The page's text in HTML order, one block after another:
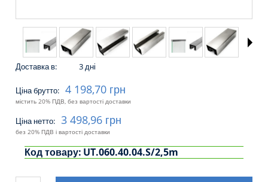
Доставка в: 3 дні
Ціна брутто: 4 198,70 грн
містить 20% ПДВ, без вартості доставки
Ціна нетто: 3 498,96 грн
без 20% ПДВ і вартості доставки
Код товару: UT.060.40.04.S/2,5m